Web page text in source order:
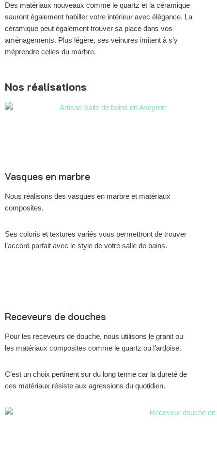
Des matériaux nouveaux comme le quartz et la céramique
sauront également habiller votre intérieur avec élégance. La
céramique peut également trouver sa place dans vos
aménagements. Plus légère, ses veinures imitent à s’y
méprendre celles du marbre.
Nos réalisations
Vasques en marbre
Nous réalisons des vasques en marbre et matériaux
composites.
Ses coloris et textures variés vous permettront de trouver
l’accord parfait avec le style de votre salle de bains.
Receveurs de douches
Pour les receveurs de douche, nous utilisons le granit ou
les matériaux composites comme le quartz ou l’ardoise.
C’est un choix pertinent sur du long terme car la dureté de
ces matériaux résiste aux agressions du quotidien.